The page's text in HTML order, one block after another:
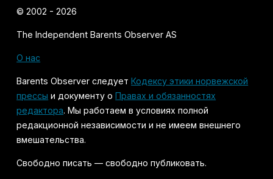
© 2002 - 2026
The Independent Barents Observer AS
О нас
Barents Observer следуетКодексу этики норвежской
прессы и документу оПравах и обязанностях
редактора. Мы работаем в условиях полной
редакционной независимости и не имеем внешнего
вмешательства.
Свободно писать — свободно публиковать.